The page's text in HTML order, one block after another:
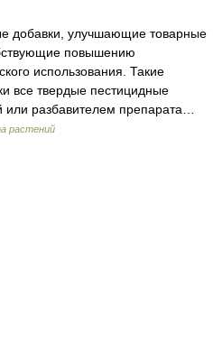
добавки, улучшающие товарные
повышению
использования. Такие
все твердые пестицидные
или разбавителем препарата…
растений